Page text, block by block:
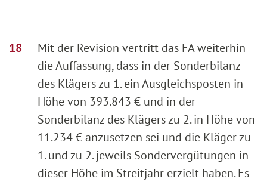
Mit der Revision vertritt das FA weiterhin
die Auffassung, dass in der Sonderbilanz
des Klägers zu 1. ein Ausgleichsposten in
Höhe von 393.843 € und in der
Sonderbilanz des Klägers zu 2. in Höhe von
11.234 € anzusetzen sei und die Kläger zu
1. und zu 2. jeweils Sondervergütungen in
dieser Höhe im Streitjahr erzielt haben. Es